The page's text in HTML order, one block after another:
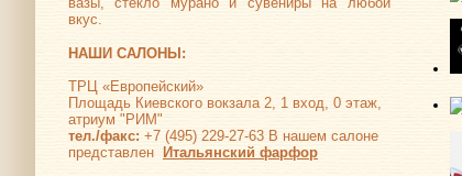
вкус.
НАШИ САЛОНЫ:
ТРЦ «Европейский»
Площадь Киевского вокзала 2, 1 вход, 0 этаж,
атриум "РИМ"
тел./факс: +7 (495) 229-27-63 В нашем салоне
представлен
Итальянский фарфор